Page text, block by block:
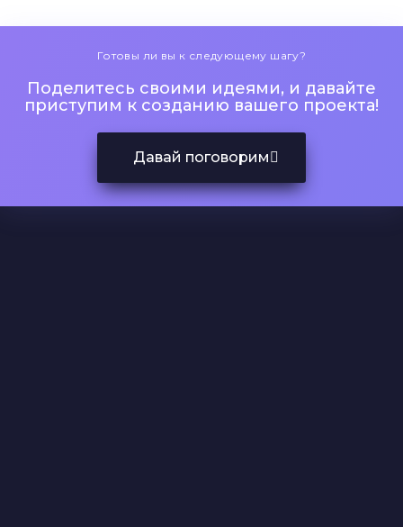
Готовы ли вы к следующему шагу?
Поделитесь своими идеями, и давайте
приступим к созданию вашего проекта!
Давай поговорим